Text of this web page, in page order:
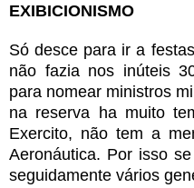
EXIBICIONISMO
Só desce para ir a
não fazia nos inúteis
para nomear ministros
na reserva ha muito
Exercito, não tem a
Aeronáutica. Por isso
seguidamente vários